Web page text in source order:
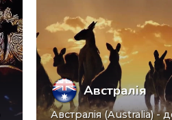
Австралія
Австралія (Australia) - ​​держава в